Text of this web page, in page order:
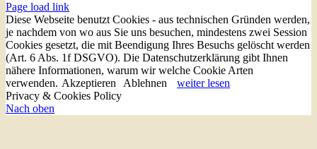
Page load link
Diese Webseite benutzt Cookies - aus technischen Gründen werden,
je nachdem von wo aus Sie uns besuchen, mindestens zwei Session
Cookies gesetzt, die mit Beendigung Ihres Besuchs gelöscht werden
(Art. 6 Abs. 1f DSGVO). Die Datenschutzerklärung gibt Ihnen
nähere Informationen, warum wir welche Cookie Arten
verwenden. Akzeptieren Ablehnen
weiter lesen
Privacy & Cookies Policy
Nach oben